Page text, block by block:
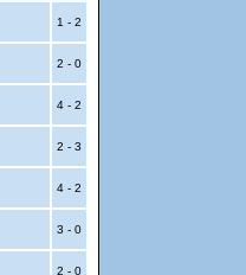
1 - 2
2 - 0
4 - 2
2 - 3
4 - 2
3 - 0
2 - 0